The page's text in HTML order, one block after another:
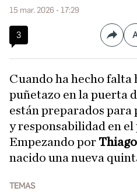
15 mar. 2026 - 17:29
3
Cuando ha hecho falta han dado un
puñetazo en la puerta
están preparados
y responsabilidad en
Empezando por
nacido una nueva
TEMAS